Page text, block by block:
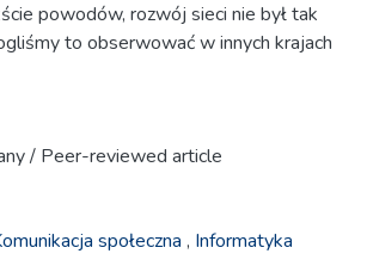
powodów, rozwój sieci nie był tak
to obserwować w innych krajach
/ Peer-reviewed article
społeczna , Informatyka